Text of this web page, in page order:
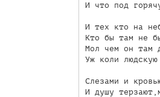
И что под
И тех кто на
Кто бы там не
Мол чем он там
Уж коли
Слезами и
И душу